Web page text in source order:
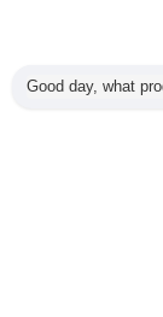
Good day, what